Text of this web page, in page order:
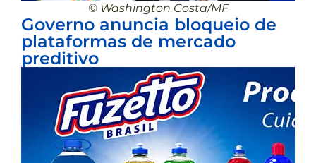
© Washington Costa/MF
Governo anuncia bloqueio de
plataformas de mercado
preditivo